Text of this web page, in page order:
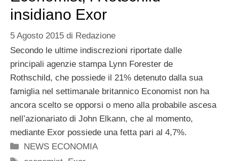
insidiano Exor
5 Agosto 2015 di Redazione
Secondo le ultime indiscrezioni riportate dalle
principali agenzie stampa Lynn Forester de
Rothschild, che possiede il 21% detenuto dalla sua
famiglia nel settimanale britannico Economist non ha
ancora scelto se opporsi o meno alla probabile ascesa
nell’azionariato di John Elkann, che al momento,
mediante Exor possiede una fetta pari al 4,7%.
Categorie
NEWS ECONOMIA